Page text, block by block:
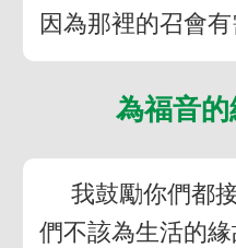
因為那裡的召會有
為福音
我鼓勵你們都
們不該為生活的